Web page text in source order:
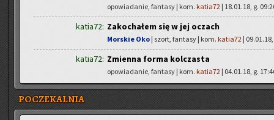
opowiadanie, fantasy | kom. katia72 | 18.01.18, g.
katia72: Zakochałem się w jej oczach
Morskie Oko | szort, fantasy | kom. katia72 |
katia72: Zmienna forma kolczasta
opowiadanie, fantasy | kom. katia72 | 04.01.18, g.
POCZEKALNIA